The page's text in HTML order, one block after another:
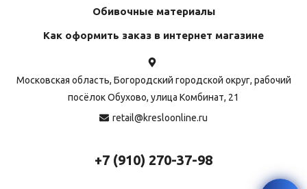
Обивочные материалы
Как оформить заказ в интернет магазине
Московская область, Богородский городской округ, рабочий
посёлок Обухово, улица Комбинат, 21
retail@kresloonline.ru
+7 (910) 270-37-98